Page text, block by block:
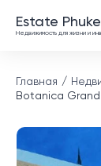
Estate
Недвижимость для жизни и
Главная
Botanica Grand